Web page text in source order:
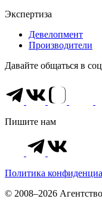
Экспертиза
Девелопмент
Производители
Давайте общаться в
Пишите нам
Политика
© 2008–2026